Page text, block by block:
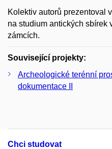
Kolektiv autorů prezentoval
na studium antických sbírek
zámcích.
Související projekty:
Archeologické terénní
dokumentace II
Chci studovat